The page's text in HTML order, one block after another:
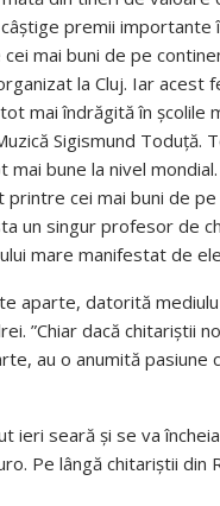
premii importante
mai buni de pe
la Cluj. Iar
mai îndrăgită în școlile
Sigismund
bune la nivel
cei mai buni de
un singur profesor de
mare manifestat de
aparte, datorită
”Chiar dacă chitariștii
au o anumită pasiune
ieri seară și se va
Pe lângă chitariștii din